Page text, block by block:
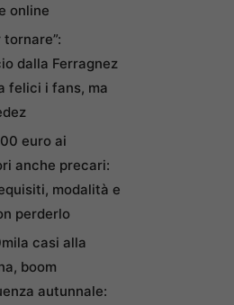
online
tornare”:
dalla Ferragnez
felici i fans, ma
euro ai
anche precari:
modalità e
perderlo
casi alla
boom
autunnale: